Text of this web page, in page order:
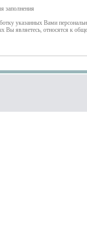
заполнения
указанных Вами
Вы являетесь, относятся к